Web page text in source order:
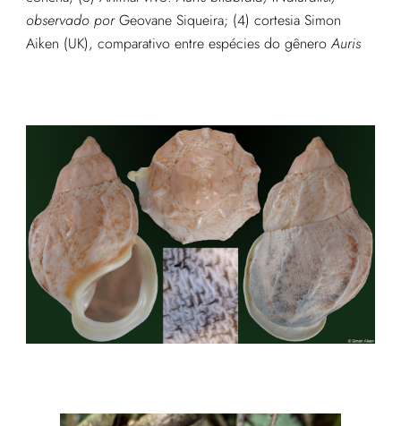
observado porGeovane Siqueira; (4) cortesia Simon
Aiken (UK), comparativo entre espécies do gênero Auris